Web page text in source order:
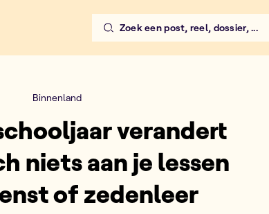
Zoek een post, reel, dossier, ...
Binnenland
verandert
niets aan je lessen
of zedenleer